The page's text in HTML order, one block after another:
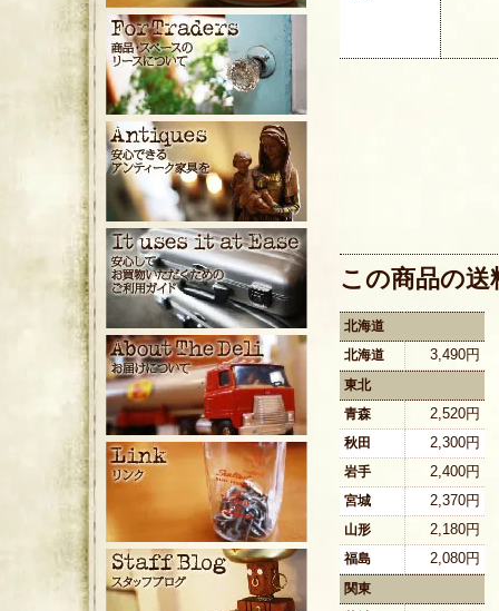
この商品の
北海道
北海道
3,490円
東北
青森
2,520円
秋田 2,300円
岩手 2,400円
宮城 2,370円
山形 2,180円
福島 2,080円
関東